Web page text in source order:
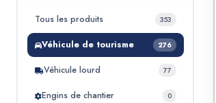
Tous les produits 353
Véhicule de tourisme 276
Véhicule lourd 77
Engins de chantier 0